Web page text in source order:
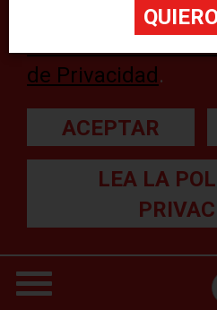
información, lea
de Privacidad .
ACEPTAR
LEA LA